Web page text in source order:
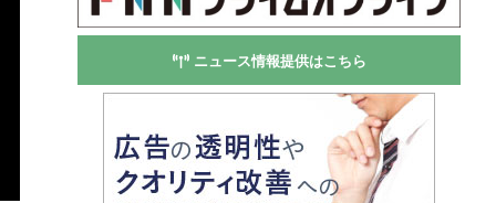
ニュース情報提供はこちら